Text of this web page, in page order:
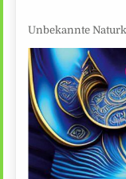
Unbekannte